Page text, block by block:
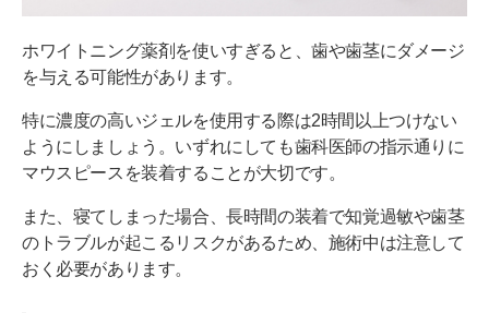
ホワイトニング薬剤を使いすぎると、歯や歯茎にダメージ
を与える可能性があります。
特に濃度の高いジェルを使用する際は2時間以上つけない
ようにしましょう。いずれにしても歯科医師の指示通りに
マウスピースを装着することが大切です。
また、寝てしまった場合、長時間の装着で知覚過敏や歯茎
のトラブルが起こるリスクがあるため、施術中は注意して
おく必要があります​。